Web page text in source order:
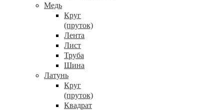
Медь
Круг
(пруток)
Лента
Лист
Труба
Шина
Латунь
Круг
(пруток)
Квадрат